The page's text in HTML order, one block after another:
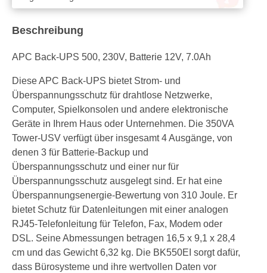
Beschreibung
APC Back-UPS 500, 230V, Batterie 12V, 7.0Ah
Diese APC Back-UPS bietet Strom- und
Überspannungsschutz für drahtlose Netzwerke,
Computer, Spielkonsolen und andere elektronische
Geräte in Ihrem Haus oder Unternehmen. Die 350VA
Tower-USV verfügt über insgesamt 4 Ausgänge, von
denen 3 für Batterie-Backup und
Überspannungsschutz und einer nur für
Überspannungsschutz ausgelegt sind. Er hat eine
Überspannungsenergie-Bewertung von 310 Joule. Er
bietet Schutz für Datenleitungen mit einer analogen
RJ45-Telefonleitung für Telefon, Fax, Modem oder
DSL. Seine Abmessungen betragen 16,5 x 9,1 x 28,4
cm und das Gewicht 6,32 kg. Die BK550EI sorgt dafür,
dass Bürosysteme und ihre wertvollen Daten vor